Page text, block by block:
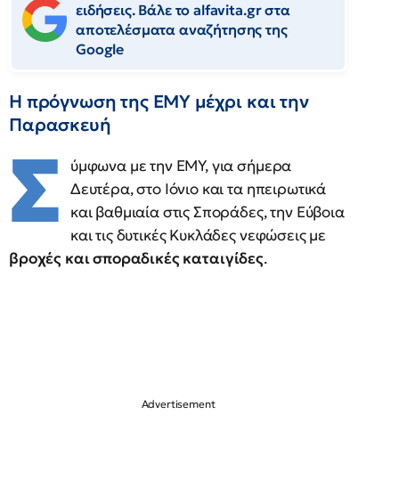
ειδήσεις. Βάλε το alfavita.gr στα
αποτελέσματα αναζήτησης της
Google
Η πρόγνωση της ΕΜΥ μέχρι και την
Παρασκευή
Σ
ύμφωνα με την ΕΜΥ, για σήμερα
Δευτέρα, στο Ιόνιο και τα ηπειρωτικά
και βαθμιαία στις Σποράδες, την Εύβοια
και τις δυτικές Κυκλάδες νεφώσεις με
βροχές και σποραδικές καταιγίδες.